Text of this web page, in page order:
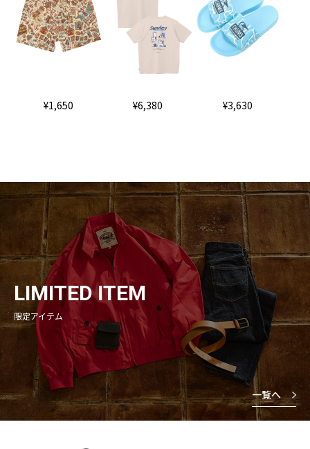
¥1,650 ¥6,380 ¥3,630
LIMITED ITEM
限定アイテム
一覧へ